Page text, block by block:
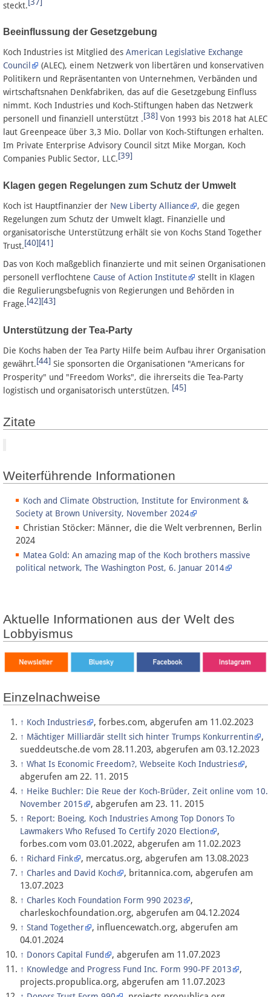
steckt. [37]
Beeinflussung der Gesetzgebung
Koch Industries ist Mitglied des American Legislative Exchange
Council
(ALEC), einem Netzwerk von libertären und konservativen
Politikern und Repräsentanten von Unternehmen, Verbänden und
wirtschaftsnahen Denkfabriken, das auf die Gesetzgebung Einfluss
nimmt. Koch Industries und Koch-Stiftungen haben das Netzwerk
personell und finanziell unterstützt .[38] Von 1993 bis 2018 hat ALEC
laut Greenpeace über 3,3 Mio. Dollar von Koch-Stiftungen erhalten.
Im Private Enterprise Advisory Council sitzt Mike Morgan, Koch
Companies Public Sector, LLC.[39]
Klagen gegen Regelungen zum Schutz der Umwelt
Koch ist Hauptfinanzier der New Liberty Alliance
, die gegen
Regelungen zum Schutz der Umwelt klagt. Finanzielle und
organisatorische Unterstützung erhält sie von Kochs Stand Together
Trust.[40][41]
Das von Koch maßgeblich finanzierte und mit seinen Organisationen
personell verflochtene Cause of Action Institute
stellt in Klagen
die Regulierungsbefugnis von Regierungen und Behörden in
Frage.[42][43]
Unterstützung der Tea-Party
Die Kochs haben der Tea Party Hilfe beim Aufbau ihrer Organisation
gewährt.[44] Sie sponsorten die Organisationen "Americans for
Prosperity" und "Freedom Works", die ihrerseits die Tea-Party
logistisch und organisatorisch unterstützen. [45]
Zitate
Weiterführende Informationen
Koch and Climate Obstruction, Institute for Environment &
Society at Brown University, November 2024
Christian Stöcker: Männer, die die Welt verbrennen, Berlin
2024
Matea Gold: An amazing map of the Koch brothers massive
political network, The Washington Post, 6. Januar 2014
Aktuelle Informationen aus der Welt des
Lobbyismus
Einzelnachweise
↑ Koch Industries , forbes.com, abgerufen am 11.02.2023
↑ Mächtiger Milliardär stellt sich hinter Trumps Konkurrentin
,
sueddeutsche.de vom 28.11.203, abgerufen am 03.12.2023
↑ What Is Economic Freedom?, Webseite Koch Industries
,
abgerufen am 22. 11. 2015
↑ Heike Buchler: Die Reue der Koch-Brüder, Zeit online vom 10.
November 2015
, abgerufen am 23. 11. 2015
↑ Report: Boeing, Koch Industries Among Top Donors To
Lawmakers Who Refused To Certify 2020 Election
,
forbes.com vom 03.01.2022, abgerufen am 11.02.2023
↑ Richard Fink , mercatus.org, abgerufen am 13.08.2023
↑ Charles and David Koch
, britannica.com, abgerufen am
13.07.2023
↑ Charles Koch Foundation Form 990 2023
,
charleskochfoundation.org, abgerufen am 04.12.2024
↑ Stand Together
, influencewatch.org, abgerufen am
04.01.2024
↑ Donors Capital Fund , abgerufen am 11.07.2023
↑ Knowledge and Progress Fund Inc. Form 990-PF 2013
,
projects.propublica.org, abgerufen am 11.07.2023